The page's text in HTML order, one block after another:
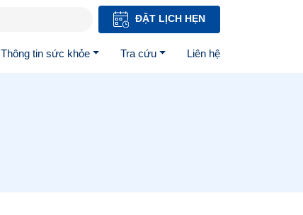
ĐẶT LỊCH HẸN
Thông tin sức khỏe Tra cứu Liên hệ